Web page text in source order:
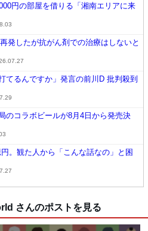
円の部屋を借りる「湘南エリアに来
発したが抗がん剤での治療はしないと
てるんですか」発言の前川D 批判殺到
のコラボビールが8月4日から発売決
。観た人から「こんな話なの」と困
さんのポストを見る